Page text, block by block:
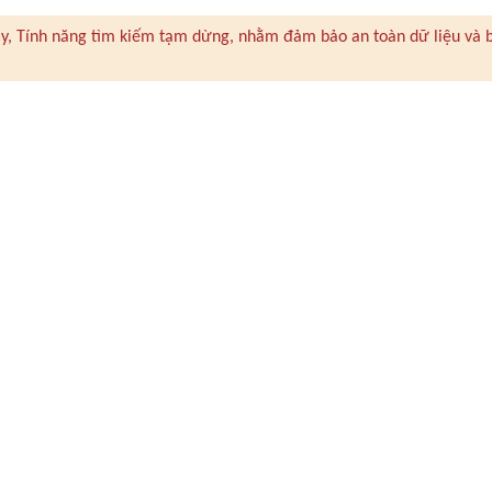
Tính năng tìm kiếm tạm dừng, nhằm đảm bảo an toàn dữ liệu và